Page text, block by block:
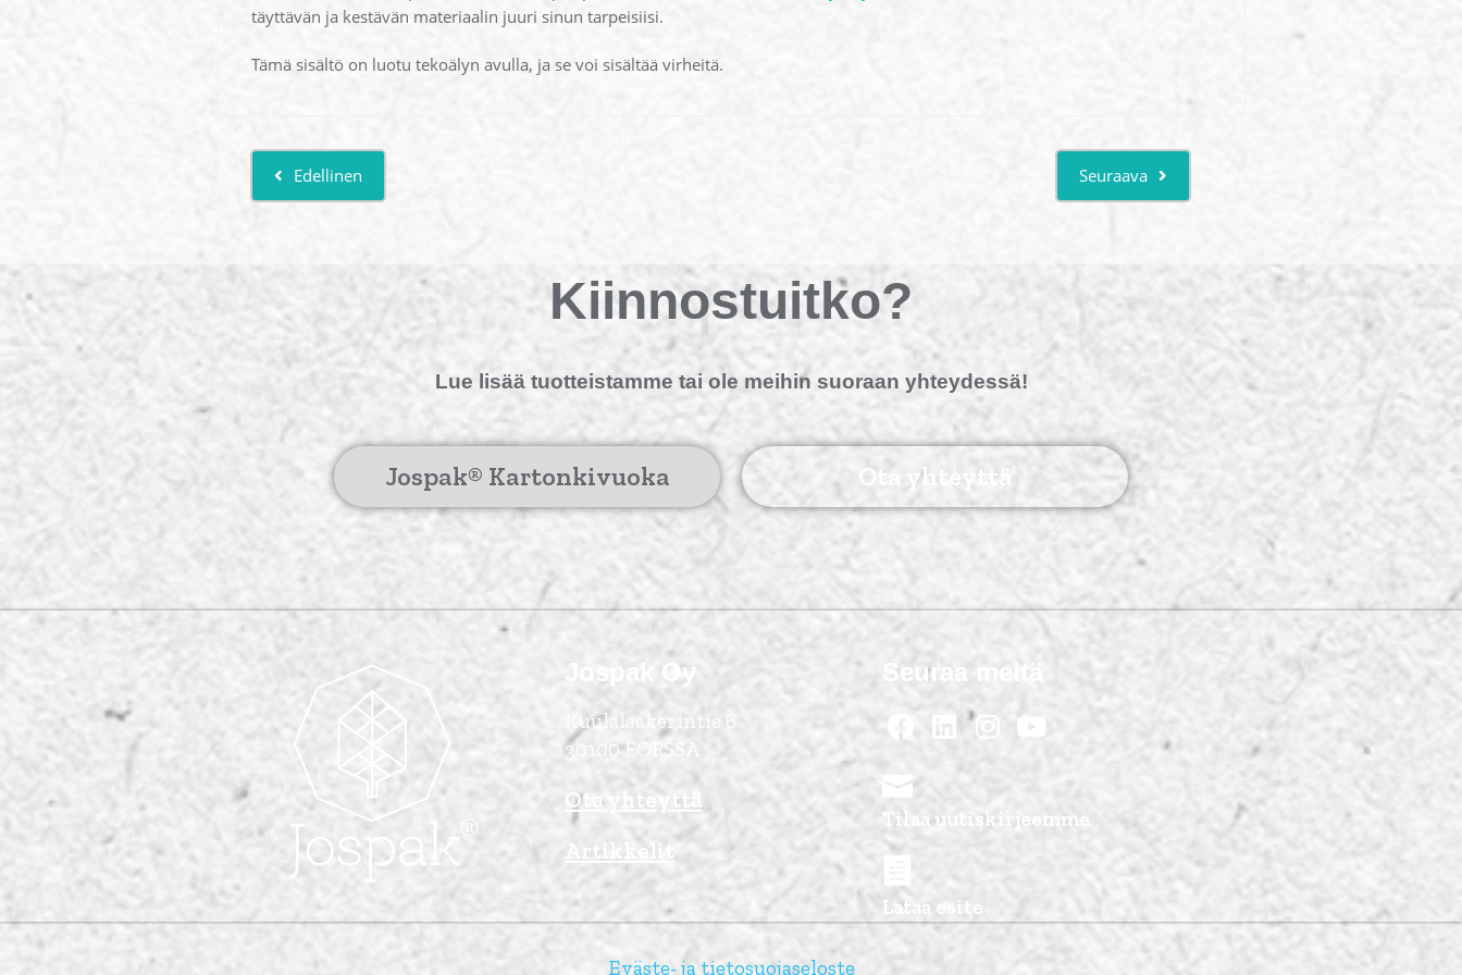
täyttävän ja kestävän materiaalin juuri sinun tarpeisiisi.
Tämä sisältö on luotu tekoälyn avulla, ja se voi sisältää virheitä.
Edellinen Seuraava
Kiinnostuitko?
Lue lisää tuotteistamme tai ole meihin suoraan yhteydessä!
Jospak® Kartonkivuoka Ota yhteyttä
Jospak Oy
Kuulalaakerintie 6
30100 FORSSA
Ota yhteyttä
Artikkelit
Seuraa meitä
Tilaa uutiskirjeemme
Lataa esite
Eväste- ja tietosuojaseloste